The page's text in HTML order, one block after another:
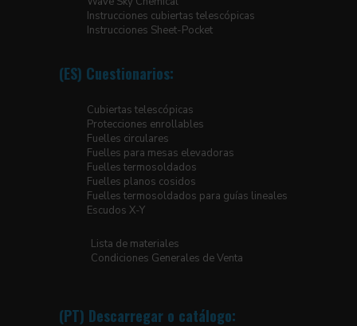
Instrucciones cubiertas telescópicas
Instrucciones Sheet-Pocket
(ES) Cuestionarios:
Cubiertas telescópicas
Protecciones enrollables
Fuelles circulares
Fuelles para mesas elevadoras
Fuelles termosoldados
Fuelles planos cosidos
Fuelles termosoldados para guías lineales
Escudos X-Y
Lista de materiales
Condiciones Generales de Venta
(PT) Descarregar o catálogo: